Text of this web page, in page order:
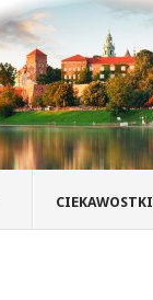
CIEKAWOSTKI